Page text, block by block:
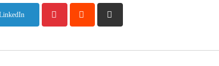
PinterestReddit
via